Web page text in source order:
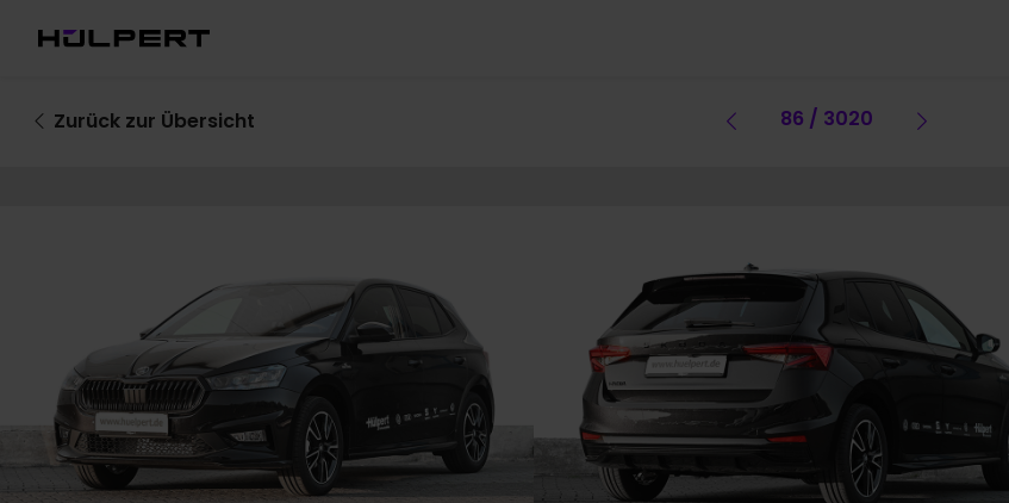
Zurück zur Übersicht Vorheriges Fahrzeug
86 / 3020